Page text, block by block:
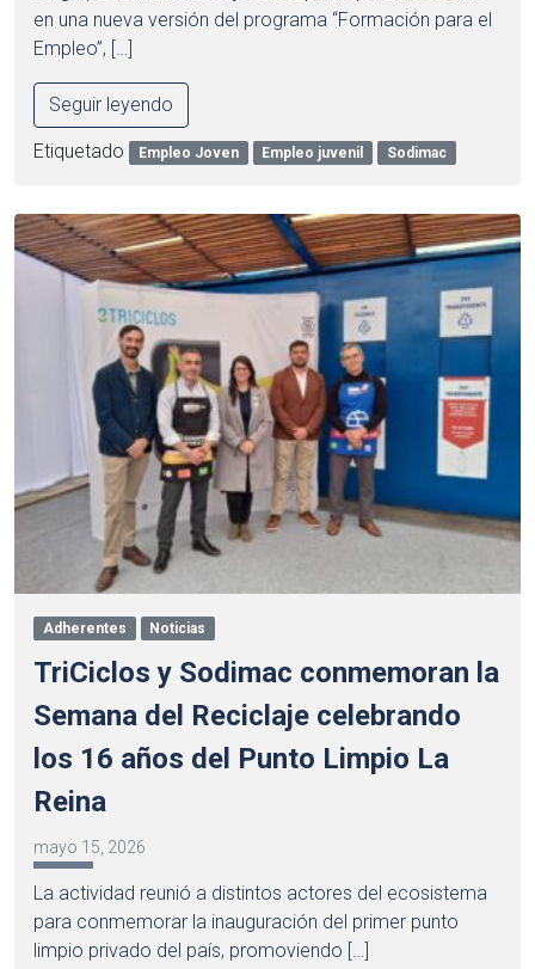
en una nueva versión del programa “Formación para el
Empleo”, […]
Seguir leyendo
Etiquetado Empleo Joven Empleo juvenil Sodimac
Adherentes Noticias
TriCiclos y Sodimac conmemoran la
Semana del Reciclaje celebrando
los 16 años del Punto Limpio La
Reina
mayo 15, 2026
La actividad reunió a distintos actores del ecosistema
para conmemorar la inauguración del primer punto
limpio privado del país, promoviendo […]